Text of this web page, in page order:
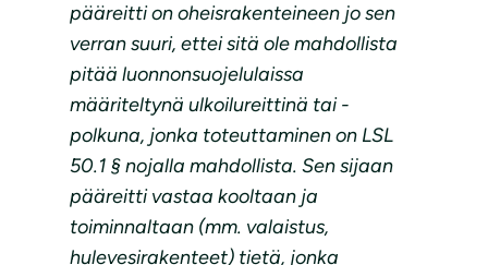
pääreitti on oheisrakenteineen jo sen
verran suuri, ettei sitä ole mahdollista
pitää luonnonsuojelulaissa
määriteltynä ulkoilureittinä tai -
polkuna, jonka toteuttaminen on LSL
50.1 § nojalla mahdollista. Sen sijaan
pääreitti vastaa kooltaan ja
toiminnaltaan (mm. valaistus,
hulevesirakenteet) tietä, jonka